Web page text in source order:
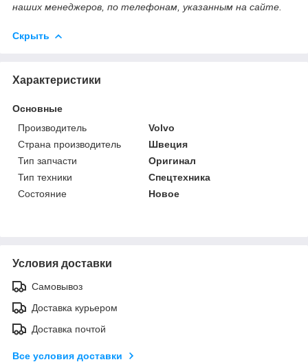
наших менеджеров, по телефонам, указанным на сайте.
Скрыть
Характеристики
Основные
Производитель
Volvo
Страна производитель
Швеция
Тип запчасти
Оригинал
Тип техники
Спецтехника
Состояние
Новое
Условия доставки
Самовывоз
Доставка курьером
Доставка почтой
Все условия доставки